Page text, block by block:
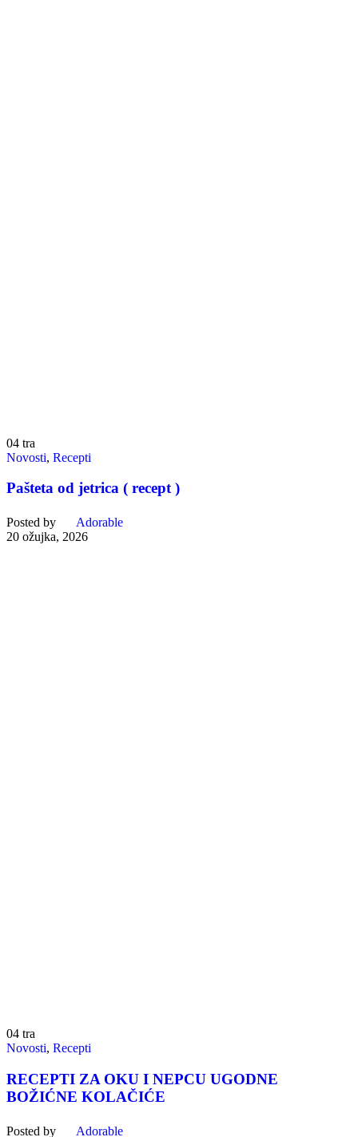
04 tra
Novosti, Recepti
Pašteta od jetrica ( recept )
Posted by
Adorable
20 ožujka, 2026
04 tra
Novosti, Recepti
RECEPTI ZA OKU I NEPCU UGODNE
BOŽIĆNE KOLAČIĆE
Posted by
Adorable